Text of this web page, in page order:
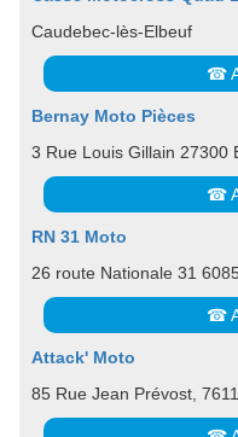
Caudebec-lès-Elbeuf
☎
Bernay Moto Pièces
3 Rue Louis Gillain 27300
☎
RN 31 Moto
26 route Nationale 31
☎
Attack' Moto
85 Rue Jean Prévost,